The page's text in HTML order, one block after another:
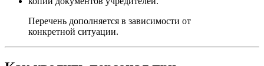
Перечень дополняется в зависимости от
конкретной ситуации.